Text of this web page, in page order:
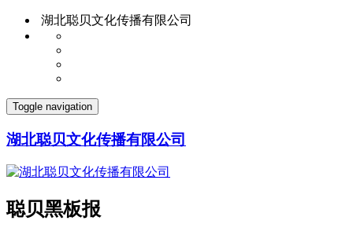
湖北聪贝文化传播有限公司
Toggle navigation
湖北聪贝文化传播有限公司
聪贝黑板报